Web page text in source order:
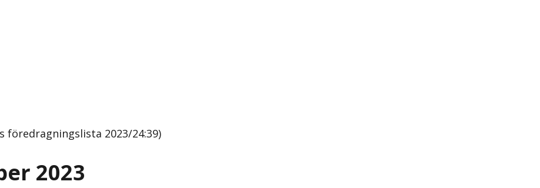
föredragningslista 2023/24:39)
2023